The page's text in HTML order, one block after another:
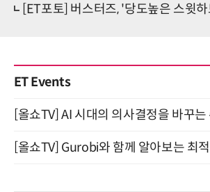
[ET포토] 버스터즈, '당도높은 스윗
ET Events